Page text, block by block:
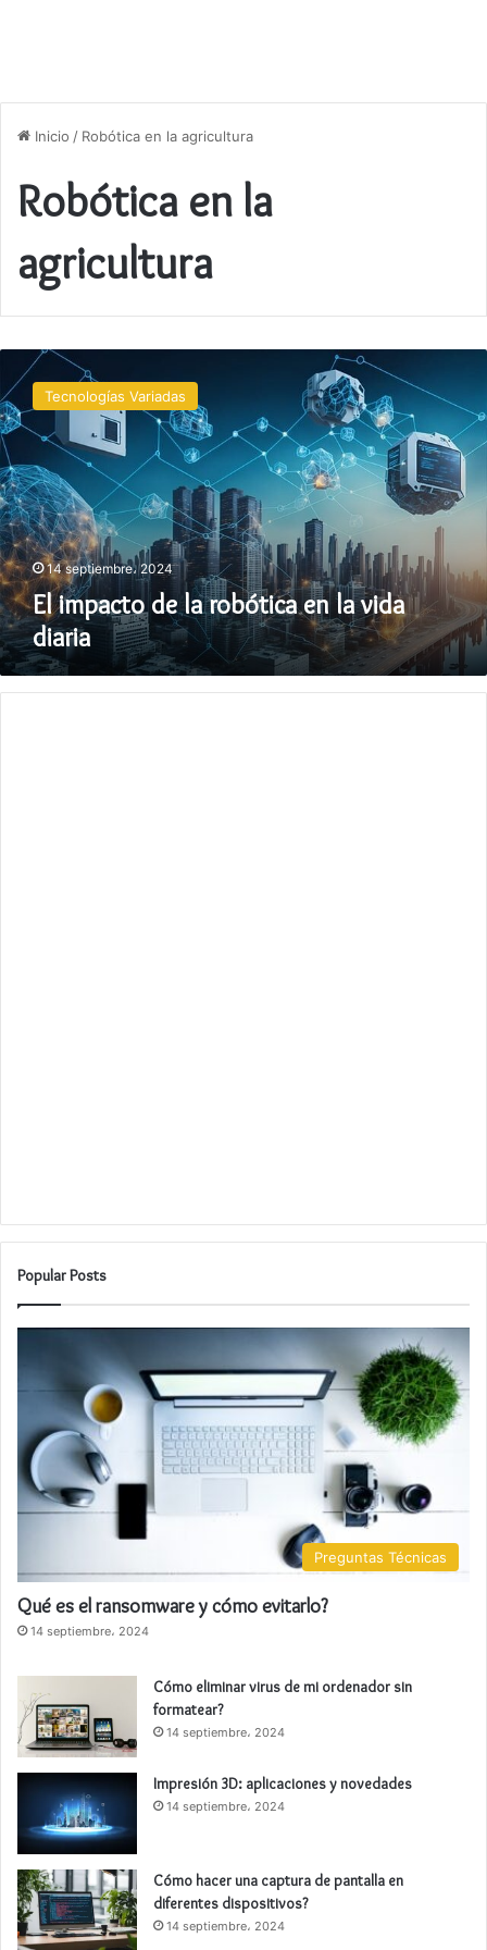
Inicio / Robótica en la agricultura
Robótica en la
agricultura
impacto
de
la
robótica
en
la
vida
diaria
Tecnologías Variadas
14 septiembre، 2024
El impacto de la robótica en la vida
diaria
Popular Posts
Preguntas Técnicas
Qué es el ransomware y cómo evitarlo?
14 septiembre، 2024
Cómo eliminar virus de mi ordenador sin
formatear?
14 septiembre، 2024
Impresión 3D: aplicaciones y novedades
14 septiembre، 2024
Cómo hacer una captura de pantalla en
diferentes dispositivos?
14 septiembre، 2024